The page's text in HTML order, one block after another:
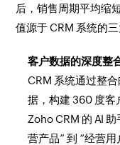
后，销售周期平均缩
值源于 CRM 系统的三
客户数据的深度整
CRM 系统通过整
据，构建 360 度客
Zoho CRM 的 AI
营产品” 到 “经营